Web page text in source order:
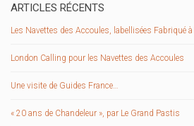
ARTICLES RÉCENTS
Les Navettes des Accoules, labellisées Fabriqué
London Calling pour les Navettes des Accoules
Une visite de Guides France…
« 20 ans de Chandeleur », par Le Grand Pastis